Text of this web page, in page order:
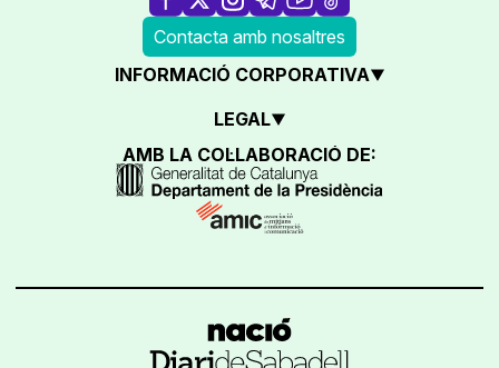
Contacta amb nosaltres
INFORMACIÓ CORPORATIVA
LEGAL
AMB LA COL·LABORACIÓ DE: